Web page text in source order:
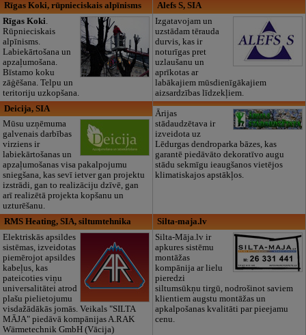
Rīgas Koki, rūpnieciskais alpīnisms
Rīgas Koki.
Rūpnieciskais
alpīnisms.
Labiekārtošana un
apzaļumošana.
Bīstamo koku
zāģēšana. Telpu un
teritoriju uzkopšana.
Alefs S, SIA
Izgatavojam un
uzstādam tērauda
durvis, kas ir
noturīgas pret
uzlaušanu un
aprīkotas ar
labākajiem mūsdienīgākajiem
aizsardzības līdzekļiem.
Deicija, SIA
Mūsu uzņēmuma
galvenais darbības
virziens ir
labiekārtošanas un
apzaļumošanas visa pakalpojumu
sniegšana, kas sevī ietver gan projektu
izstrādi, gan to realizāciju dzīvē, gan
arī realizētā projekta kopšanu un
uzturēšanu.
Ārijas
stādaudzētava ir
izveidota uz
Lēdurgas dendroparka bāzes, kas
garantē piedāvāto dekoratīvo augu
stādu sekmīgu ieaugšanos vietējos
klimatiskajos apstākļos.
RMS Heating, SIA, siltumtehnika
Elektriskās apsildes
sistēmas, izveidotas
piemērojot apsildes
kabeļus, kas
pateicoties viņu
universalitātei atrod
plašu pielietojumu
visdažādākās jomās. Veikals "SILTA
MĀJA" piedāvā kompānijas A.RAK
Wärmetechnik GmbH (Vācija)
Silta-maja.lv
Silta-Māja.lv ir
apkures sistēmu
montāžas
kompānija ar lielu
pieredzi
siltumsūkņu tirgū, nodrošinot saviem
klientiem augstu montāžas un
apkalpošanas kvalitāti par pieejamu
cenu.